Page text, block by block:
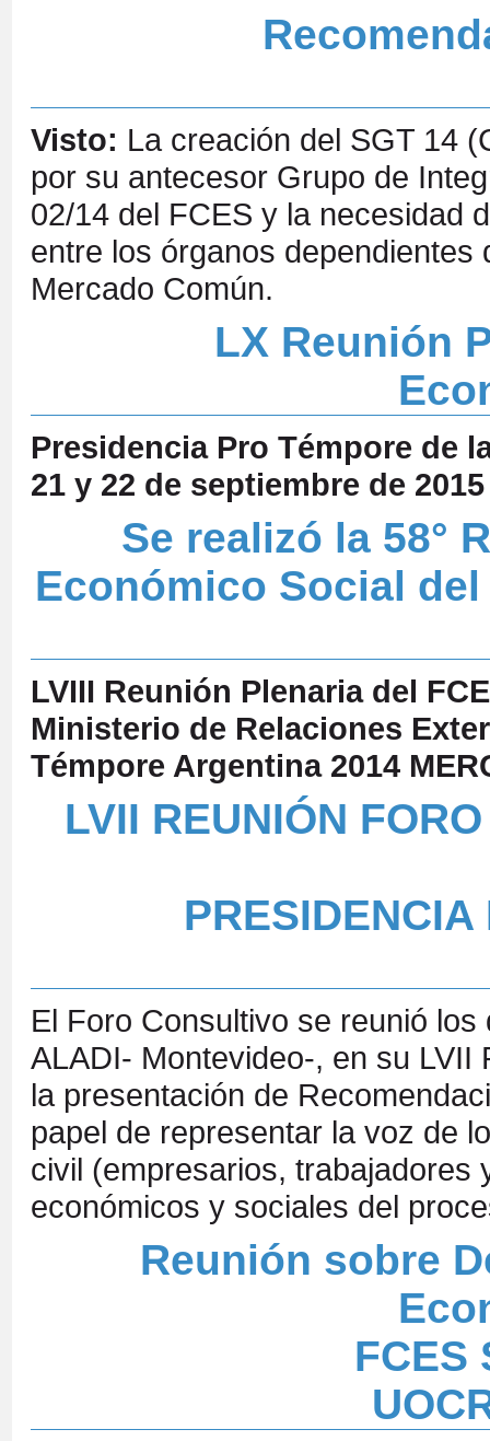
Visto: La creación del SGT 14
por su antecesor Grupo de
02/14 del FCES y la necesidad
entre los órganos
Mercado Común.
LX Reunión
Presidencia Pro Témpore de
21 y 22 de septiembre de 2015
Se realizó la 58°
Económico Social
LVIII Reunión Plenaria del
Ministerio de Relaciones
Témpore Argentina 2014
LVII REUNIÓN
PRESIDENCIA
El Foro Consultivo se reunió
ALADI- Montevideo-, en su
la presentación de
papel de representar la voz de
civil (empresarios,
económicos y sociales del
Reunión sobre
FCES